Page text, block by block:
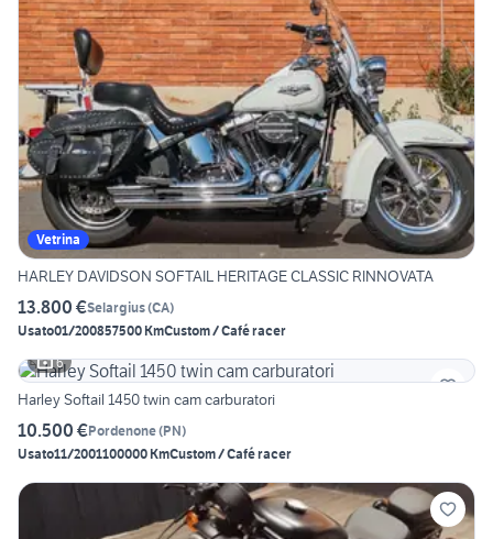
Vetrina
HARLEY DAVIDSON SOFTAIL HERITAGE CLASSIC RINNOVATA
13.800 €Selargius(CA)
Usato01/200857500 KmCustom / Café racer
6
Harley Softail 1450 twin cam carburatori
10.500 €Pordenone(PN)
Usato11/2001100000 KmCustom / Café racer